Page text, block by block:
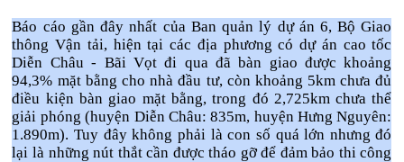
Báo cáo gần đây nhất của Ban quản lý dự án 6, Bộ Giao
thông Vận tải, hiện tại các địa phương có dự án cao tốc
Diễn Châu - Bãi Vọt đi qua đã bàn giao được khoảng
94,3% mặt bằng cho nhà đầu tư, còn khoảng 5km chưa đủ
điều kiện bàn giao mặt bằng, trong đó 2,725km chưa thể
giải phóng (huyện Diễn Châu: 835m, huyện Hưng Nguyên:
1.890m). Tuy đây không phải là con số quá lớn nhưng đó
lại là những nút thắt cần được tháo gỡ để đảm bảo thi công